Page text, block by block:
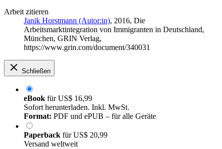
Arbeit zitieren
Janik Horstmann (Autor:in), 2016, Die
Arbeitsmarktintegration von Immigranten in Deutschland,
München, GRIN Verlag,
https://www.grin.com/document/340031
Schließen
eBook fürUS$ 16,99
Sofort herunterladen. Inkl. MwSt.
Format: PDF und ePUB – für alle Geräte
Paperback fürUS$ 20,99
Versand weltweit